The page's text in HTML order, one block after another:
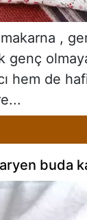
,
genç
hem de
buda